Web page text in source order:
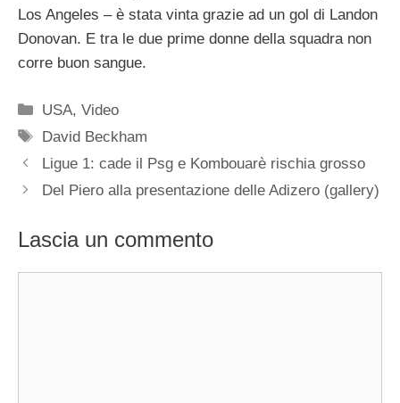
Los Angeles – è stata vinta grazie ad un gol di Landon
Donovan. E tra le due prime donne della squadra non
corre buon sangue.
Categorie
USA,Video
Tag
David Beckham
Ligue 1: cade il Psg e Kombouarè rischia grosso
Del Piero alla presentazione delle Adizero (gallery)
Lascia un commento